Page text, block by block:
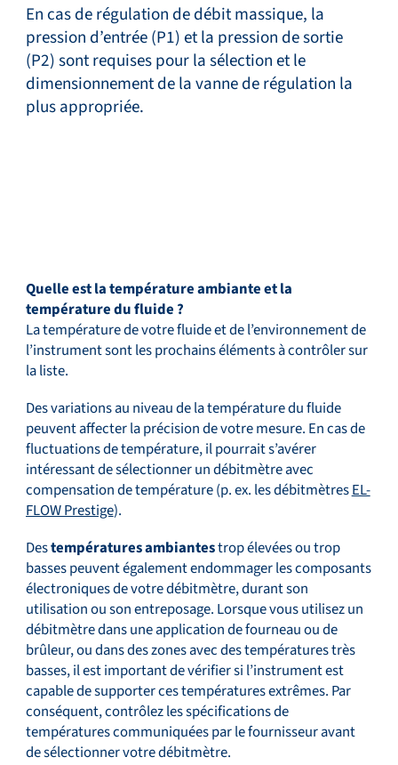
En cas de régulation de débit massique, la
pression d’entrée (P1) et la pression de sortie
(P2) sont requises pour la sélection et le
dimensionnement de la vanne de régulation la
plus appropriée.
Quelle est la température ambiante et la
température du fluide ?
La température de votre fluide et de l’environnement de
l’instrument sont les prochains éléments à contrôler sur
la liste.
Des variations au niveau de la température du fluide
peuvent affecter la précision de votre mesure. En cas de
fluctuations de température, il pourrait s’avérer
intéressant de sélectionner un débitmètre avec
compensation de température (p. ex. les débitmètresEL-
FLOW Prestige).
Destempératures ambiantestrop élevées ou trop
basses peuvent également endommager les composants
électroniques de votre débitmètre, durant son
utilisation ou son entreposage. Lorsque vous utilisez un
débitmètre dans une application de fourneau ou de
brûleur, ou dans des zones avec des températures très
basses, il est important de vérifier si l’instrument est
capable de supporter ces températures extrêmes. Par
conséquent, contrôlez les spécifications de
températures communiquées par le fournisseur avant
de sélectionner votre débitmètre.